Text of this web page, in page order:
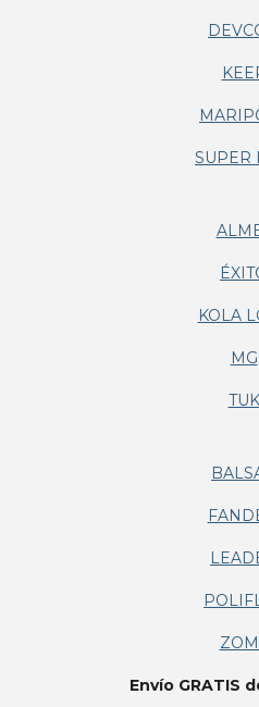
SUPER
KOLA
MG
TUK
Envío GRATIS